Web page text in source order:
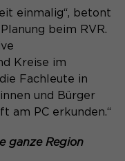
des Besuchers.
einmalig“, betont
beim RVR.
Kreise im
Fachleute in
und Bürger
am PC erkunden.“
ganze Region